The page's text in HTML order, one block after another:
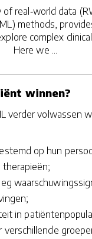
real‐world data
methods,
complex
Here we ...
winnen?
verder volwassen
op hun
in